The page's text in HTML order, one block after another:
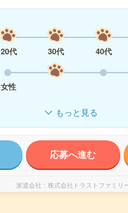
20代
30代 40代
女性
もっと見る
応募へ進む
派遣会社 株式会社トラストファミリ